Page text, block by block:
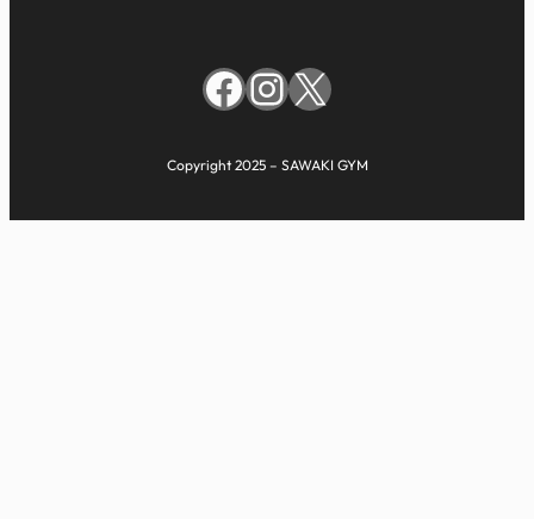
Facebook
Instagram
X
Copyright 2025 – SAWAKI GYM